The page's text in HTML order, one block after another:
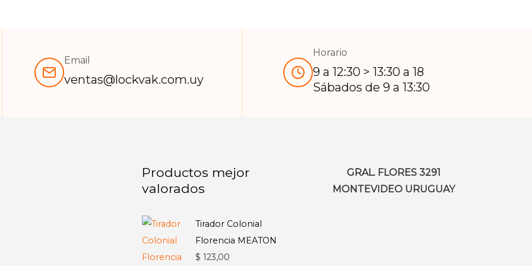
Email
ventas@lockvak.com.uy
Horario
9 a 12:30 > 13:30 a 18
Sábados de 9 a 13:30
Productos mejor
valorados
Tirador Colonial
Florencia MEATON
$ 123,00
GRAL. FLORES 3291
MONTEVIDEO URUGUAY